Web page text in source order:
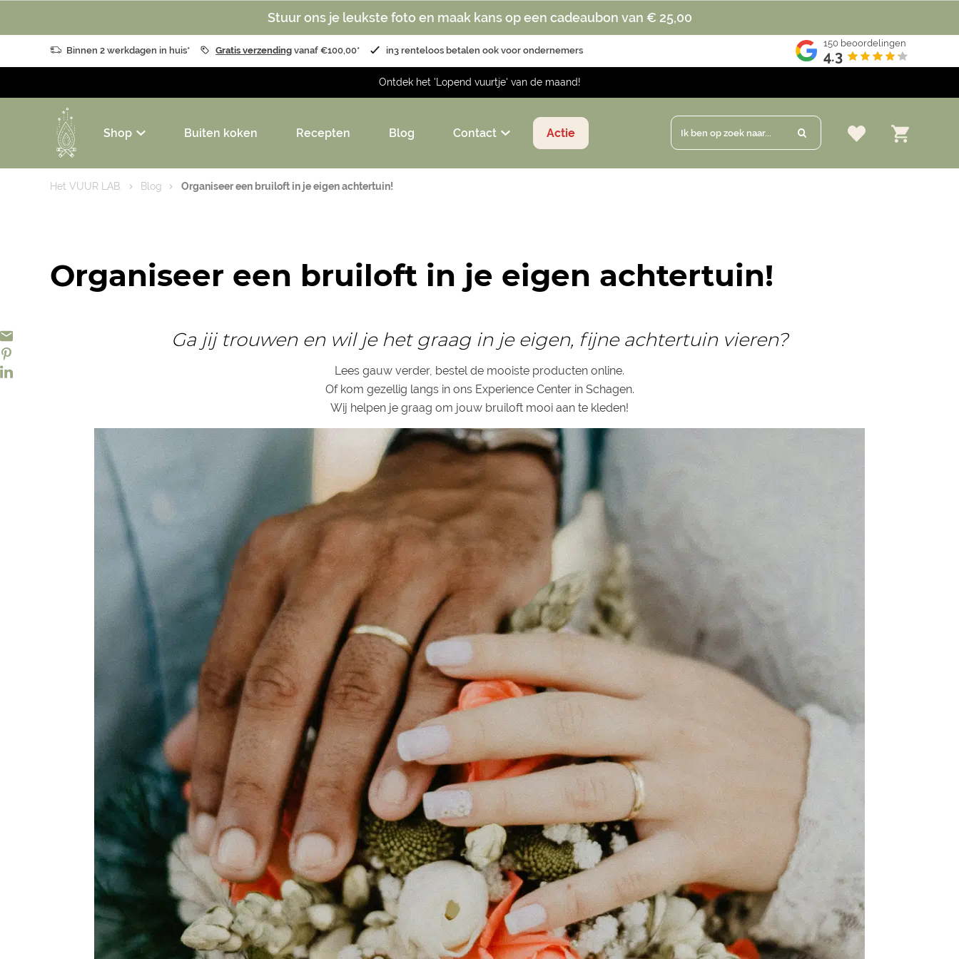
Stuur ons je leukste foto en maak kans op een cadeaubon van € 25,00
Binnen 2 werkdagen in huis* Gratis verzending vanaf €100,00* in3 renteloos betalen ook voor ondernemers
150beoordelingen
4.3
Ontdek het 'Lopend vuurtje' van de maand!
Shop Buiten koken Recepten Blog Contact Actie Ik ben op zoek naar...
Het VUUR LAB. Blog Organiseer een bruiloft in je eigen achtertuin!
Organiseer een bruiloft in je eigen achtertuin!
Ga jij trouwen en wil je het graag in je eigen, fijne achtertuin vieren?
Lees gauw verder, bestel de mooiste producten online.
Of kom gezellig langs in ons Experience Center in Schagen.
Wij helpen je graag om jouw bruiloft mooi aan te kleden!